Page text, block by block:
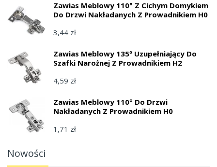
Zawias Meblowy 110° Z Cichym Domykiem
Do Drzwi Nakładanych Z Prowadnikiem H0
3,44 zł
Zawias Meblowy 135º Uzupełniający Do
Szafki Narożnej Z Prowadnikiem H2
4,59 zł
Zawias Meblowy 110° Do Drzwi
Nakładanych Z Prowadnikiem H0
1,71 zł
Nowości